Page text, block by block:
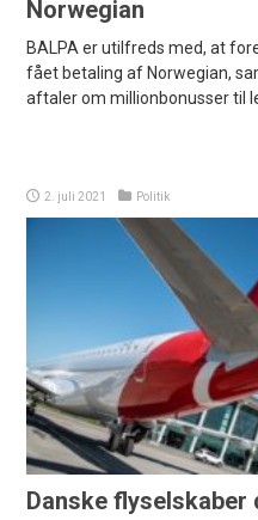
Norwegian
BALPA er utilfreds med, at
fået betaling af Norwegian,
aftaler om millionbonusser til
2. juli 2021 Politik
Danske flyselskaber